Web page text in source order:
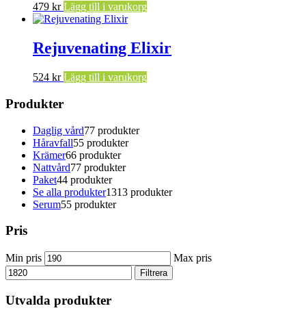
479 kr Lägg till i varukorg
Rejuvenating Elixir
524 kr Lägg till i varukorg
Produkter
Daglig vård77 produkter
Håravfall55 produkter
Krämer66 produkter
Nattvård77 produkter
Paket44 produkter
Se alla produkter1313 produkter
Serum55 produkter
Pris
Min pris Max pris
Filtrera
Utvalda produkter